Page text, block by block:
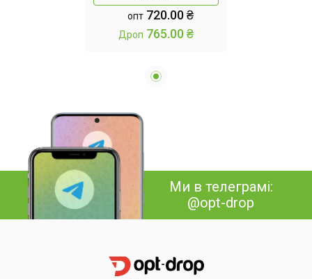
опт 720.00 ₴
Дроп 765.00 ₴
Ми в телеграмі:
@opt-drop